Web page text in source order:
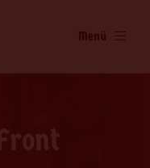
Menü